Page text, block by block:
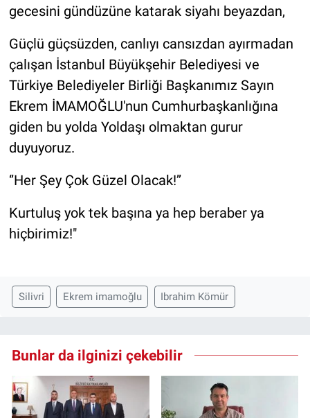
gecesini gündüzüne katarak siyahı beyazdan,
Güçlü güçsüzden, canlıyı cansızdan ayırmadan
çalışan İstanbul Büyükşehir Belediyesi ve
Türkiye Belediyeler Birliği Başkanımız Sayın
Ekrem İMAMOĞLU'nun Cumhurbaşkanlığına
giden bu yolda Yoldaşı olmaktan gurur
duyuyoruz.
‘’Her Şey Çok Güzel Olacak!’’
Kurtuluş yok tek başına ya hep beraber ya
hiçbirimiz!"
Silivri Ekrem imamoğlu Ibrahim Kömür
Bunlar da ilginizi çekebilir